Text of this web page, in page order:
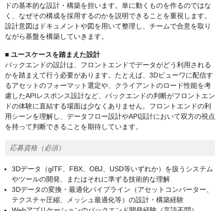
ドの基本的な設計・構築を担います。単に動くものを作るのではな
く、なぜその構成を採用するのかを説明できることを重視します。
設計意図はドキュメントや図を用いて整理し、チームで合意を取り
ながら基盤を構築していきます。
■ ユースケースを踏まえた設計
バックエンドの設計は、フロントエンドでデータがどう利用される
かを踏まえて行う必要があります。たとえば、3Dビューワに配信す
るアセットのフォーマット選定や、クライアントのロード性能を考
慮したAPIレスポンス設計など、バックエンドの判断がフロントエン
ドの体験に直結する場面は少なくありません。フロントエンドの利
用シーンを理解し、データフロー設計やAPI設計において双方の視点
を持って判断できることを期待しています。
応募資格（必須）
3Dデータ（glTF、FBX、OBJ、USD等いずれか）を扱うシステム
やツールの開発、またはそれに準ずる技術的な理解
3Dデータの変換・最適化パイプライン（アセットコンバーター、
テクスチャ圧縮、メッシュ最適化等）の設計・構築経験